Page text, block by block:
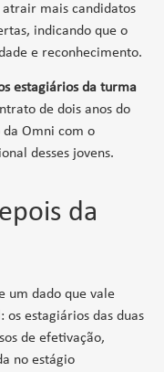
atrair mais candidatos
indicando que o
e reconhecimento.
estagiários da turma
de dois anos do
Omni com o
desses jovens.
da
um dado que vale
estagiários das duas
de efetivação,
no estágio